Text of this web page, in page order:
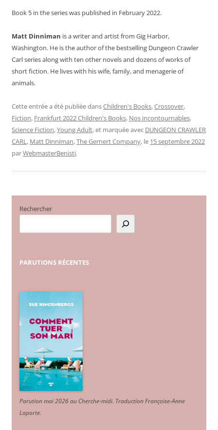
Book 5 in the series was published in February 2022.
Matt Dinniman is a writer and artist from Gig Harbor,
Washington. He is the author of the bestselling Dungeon Crawler
Carl series along with ten other novels and dozens of works of
short fiction. He lives with his wife, family, and menagerie of
animals.
Cette entrée a été publiée dansChildren's Books,Crossover,
Fiction, Frankfurt 2022 Children's Books, Nos incontournables,
Science Fiction,Young Adult, et marquée avec DUNGEON CRAWLER
CARL, Matt Dinniman,The Gernert Company, le 15 septembre 2022
parWebmasterBenisti.
Rechercher
PARUTIONS RÉCENTES
Parution mai 2026 au Cherche-midi. Traduction Françoise-Anne
Laporte.